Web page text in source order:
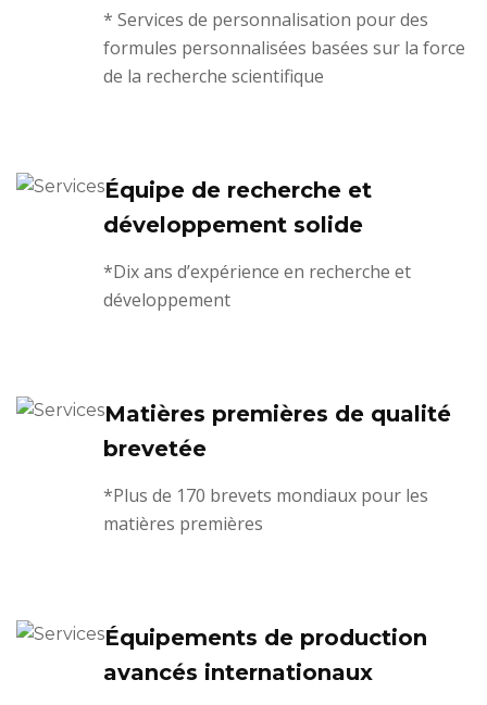
* Services de personnalisation pour des
formules personnalisées basées sur la force
de la recherche scientifique
Équipe de recherche et
développement solide
*Dix ans d’expérience en recherche et
développement
Matières premières de qualité
brevetée
*Plus de 170 brevets mondiaux pour les
matières premières
Équipements de production
avancés internationaux